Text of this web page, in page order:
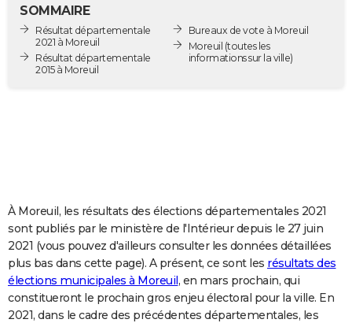
Destinations
City break
Voyage nature
Voyage de noces
Forum
Climat
GUIDES D'ACHAT
COPAINS D'AVANT
S'inscrire
Se connecter
Lycées
Collèges
Primaires
Universités
Entreprises
Service militaire
Avis de recherche
AVIS DE DÉCÈS
FORUM
Bricolage
Lifestyle
Culture
Sport
Auto
Television
Voyage
Cinema
SOMMAIRE
Résultat départementale
2021 à Moreuil
Résultat départementale
2015 à Moreuil
Bureaux de vote à Moreuil
Moreuil (toutes les
informations sur la ville)
À Moreuil, les résultats des élections départementales 2021
sont publiés par le ministère de l'Intérieur depuis le 27 juin
2021 (vous pouvez d'ailleurs consulter les données détaillées
plus bas dans cette page). A présent, ce sont les résultats des
élections municipales à Moreuil, en mars prochain, qui
constitueront le prochain gros enjeu électoral pour la ville. En
2021, dans le cadre des précédentes départementales, les